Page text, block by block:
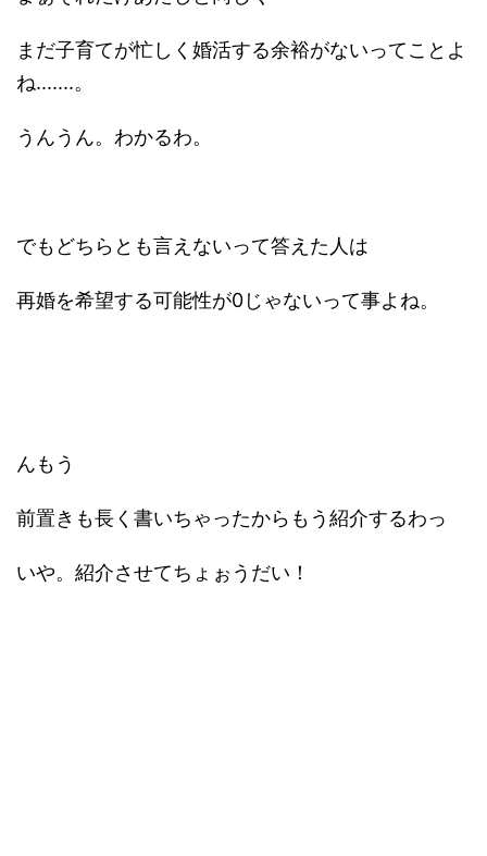
まだ子育てが忙しく婚活する余裕がないってことよ
ね.......。
うんうん。わかるわ。
でもどちらとも言えないって答えた人は
再婚を希望する可能性が0じゃないって事よね。
んもう
前置きも長く書いちゃったからもう紹介するわっ
いや。紹介させてちょぉうだい！